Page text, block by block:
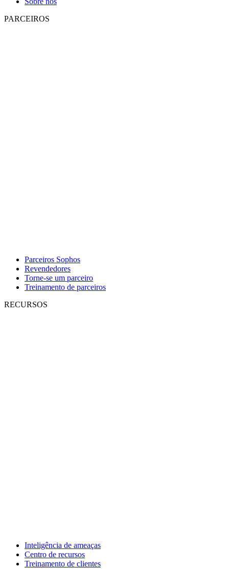
PARCEIROS
Parceiros Sophos
Revendedores
Torne-se um parceiro
Treinamento de parceiros
RECURSOS
Inteligência de ameaças
Centro de recursos
Treinamento de clientes